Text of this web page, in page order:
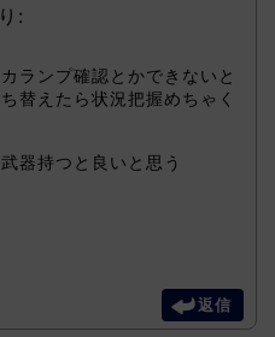
:
ランプ確認とかできないと
替えたら状況把握めちゃく
器持つと良いと思う
返信